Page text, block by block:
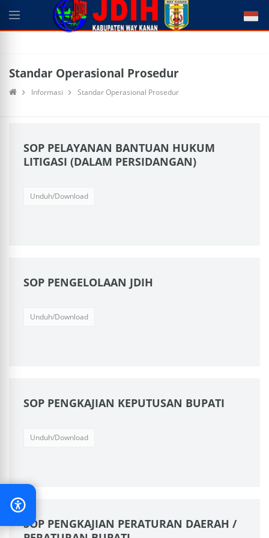
Standar Operasional Prosedur
Informasi Standar Operasional Prosedur
SOP PELAYANAN BANTUAN HUKUM
LITIGASI (DALAM PERSIDANGAN)
Unduh/Download
SOP PENGELOLAAN JDIH
Unduh/Download
SOP PENGKAJIAN KEPUTUSAN BUPATI
Unduh/Download
SOP PENGKAJIAN PERATURAN DAERAH /